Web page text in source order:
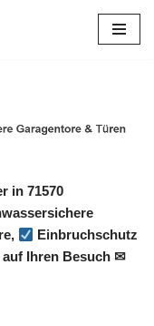
in 71570
Einbruchschutz
Ihren Besuch ✉